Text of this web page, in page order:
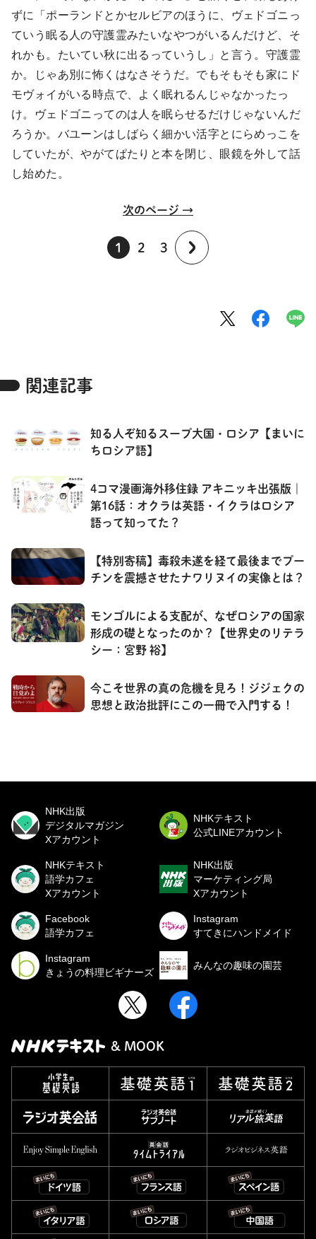
ずに「ポーランドとかセルビアのほうに、ヴェドゴニっ
ていう眠る人の守護霊みたいなやつがいるんだけど、そ
れかも。たいてい秋に出るっていうし」と言う。守護霊
か。じゃあ別に怖くはなさそうだ。でもそもそも家にド
モヴォイがいる時点で、よく眠れるんじゃなかったっ
け。ヴェドゴニってのは人を眠らせるだけじゃないんだ
ろうか。バユーンはしばらく細かい活字とにらめっこを
していたが、やがてぱたりと本を閉じ、眼鏡を外して話
し始めた。
次のページ →
1 2 3
関連記事
知る人ぞ知るスープ大国・ロシア【まいに
ちロシア語】
4コマ漫画海外移住録 アキニッキ出張版｜
第16話：オクラは英語・イクラはロシア
語って知ってた？
【特別寄稿】毒殺未遂を経て最後までプー
チンを震撼させたナワリヌイの実像とは？
モンゴルによる支配が、なぜロシアの国家
形成の礎となったのか？【世界史のリテラ
シー：宮野 裕】
今こそ世界の真の危機を見ろ！ジジェクの
思想と政治批評にこの一冊で入門する！
NHK出版
デジタルマガジン
Xアカウント
NHKテキスト
公式LINEアカウント
NHKテキスト
語学カフェ
Xアカウント
NHK出版
マーケティング局
Xアカウント
Facebook
語学カフェ
Instagram
すてきにハンドメイド
Instagram
きょうの料理ビギナーズ
みんなの趣味の園芸
& MOOK